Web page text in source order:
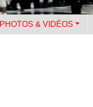
PHOTOS & VIDÉOS